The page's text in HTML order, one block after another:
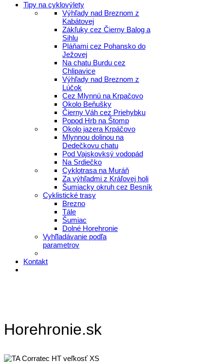
Tipy na cyklovýlety
Výhľady nad Breznom z
Kabátovej
Zákľuky cez Čierny Balog a
Sihlu
Pláňami cez Pohansko do
Ježovej
Na chatu Burdu cez
Chlipavice
Výhľady nad Breznom z
Lúčok
Cez Mlynnú na Krpačovo
Okolo Beňušky
Čierny Váh cez Priehybku
Popod Hrb na Štomp
Okolo jazera Krpáčovo
Mlynnou dolinou na
Dedečkovu chatu
Pod Vajskovksý vodopád
Na Srdiečko
Cyklotrasa na Muráň
Za výhľadmi z Kráľovej holi
Šumiacky okruh cez Besník
Cyklistické trasy
Brezno
Tále
Šumiac
Dolné Horehronie
Vyhľladávanie podľa
parametrov
Kontakt
Horehronie.sk